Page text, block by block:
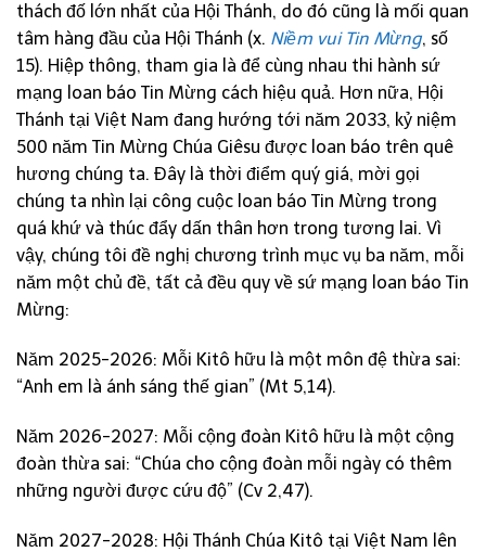
thách đố lớn nhất của Hội Thánh, do đó cũng là mối quan
tâm hàng đầu của Hội Thánh (x. Niềm vui Tin Mừng, số
15). Hiệp thông, tham gia là để cùng nhau thi hành sứ
mạng loan báo Tin Mừng cách hiệu quả. Hơn nữa, Hội
Thánh tại Việt Nam đang hướng tới năm 2033, kỷ niệm
500 năm Tin Mừng Chúa Giêsu được loan báo trên quê
hương chúng ta. Đây là thời điểm quý giá, mời gọi
chúng ta nhìn lại công cuộc loan báo Tin Mừng trong
quá khứ và thúc đẩy dấn thân hơn trong tương lai. Vì
vậy, chúng tôi đề nghị chương trình mục vụ ba năm, mỗi
năm một chủ đề, tất cả đều quy về sứ mạng loan báo Tin
Mừng:
Năm 2025-2026: Mỗi Kitô hữu là một môn đệ thừa sai:
“Anh em là ánh sáng thế gian” (Mt 5,14).
Năm 2026-2027: Mỗi cộng đoàn Kitô hữu là một cộng
đoàn thừa sai: “Chúa cho cộng đoàn mỗi ngày có thêm
những người được cứu độ” (Cv 2,47).
Năm 2027-2028: Hội Thánh Chúa Kitô tại Việt Nam lên